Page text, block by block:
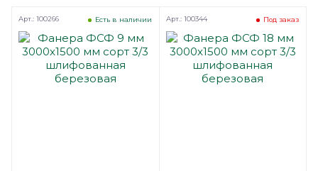
Есть в наличии
Арт.: 100266 Под заказ
Арт.: 100344